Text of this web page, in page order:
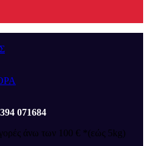
071684
άνω των 100 € *(εώς 5kg)